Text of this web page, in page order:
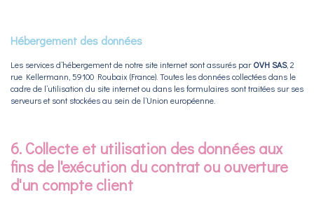
Hébergement des données
Les services d’hébergement de notre site internet sont assurés parOVH SAS, 2
rue Kellermann, 59100 Roubaix (France). Toutes les données collectées dans le
cadre de l’utilisation du site internet ou dans les formulaires sont traitées sur ses
serveurs et sont stockées au sein de l’Union européenne.
6. Collecte et utilisation des données aux
fins de l'exécution du contrat ou ouverture
d'un compte client